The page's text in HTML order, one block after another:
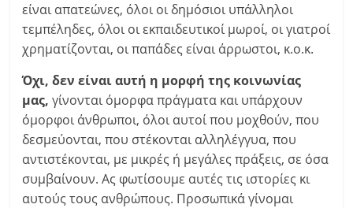
είναι απατεώνες, όλοι οι δημόσιοι υπάλληλοι
τεμπέληδες, όλοι οι εκπαιδευτικοί μωροί, οι γιατροί
χρηματίζονται, οι παπάδες είναι άρρωστοι, κ.ο.κ.
Όχι, δεν είναι αυτή η μορφή της κοινωνίας
μας,γίνονται όμορφα πράγματα και υπάρχουν
όμορφοι άνθρωποι, όλοι αυτοί που μοχθούν, που
δεσμεύονται, που στέκονται αλληλέγγυα, που
αντιστέκονται, με μικρές ή μεγάλες πράξεις, σε όσα
συμβαίνουν. Ας φωτίσουμε αυτές τις ιστορίες κι
αυτούς τους ανθρώπους. Προσωπικά γίνομαι